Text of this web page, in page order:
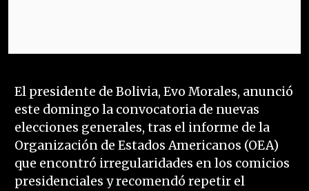
El presidente de Bolivia, Evo Morales, anunció
este domingo la convocatoria de nuevas
elecciones generales, tras el informe de la
Organización de Estados Americanos (OEA)
que encontró irregularidades en los comicios
presidenciales y recomendó repetir el